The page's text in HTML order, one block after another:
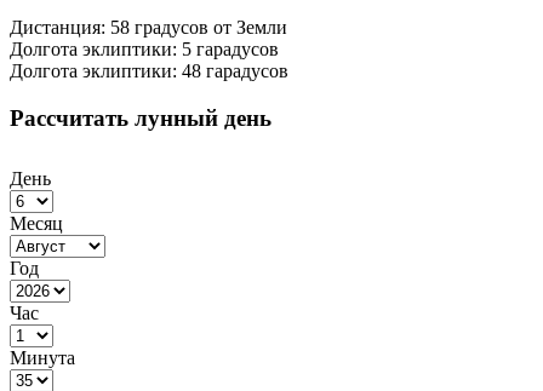
Дистанция: 58 градусов от Земли
Долгота эклиптики: 5 гарадусов
Долгота эклиптики: 48 гарадусов
Рассчитать лунный день
День
Месяц
Год
Час
Минута